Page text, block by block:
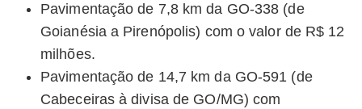
Pavimentação de 7,8 km da GO-338 (de
Goianésia a Pirenópolis) com o valor de R$ 12
milhões.
Pavimentação de 14,7 km da GO-591 (de
Cabeceiras à divisa de GO/MG) com